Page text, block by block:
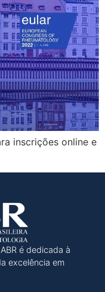
inscrições online e
é dedicada à
excelência em